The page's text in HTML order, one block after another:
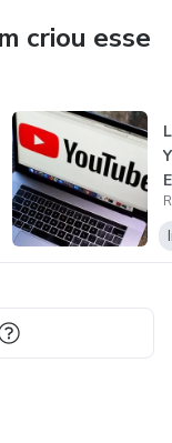
criou esse